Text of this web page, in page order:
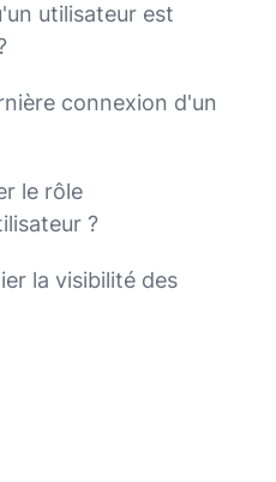
utilisateur est
connexion d'un
le rôle
?
la visibilité des